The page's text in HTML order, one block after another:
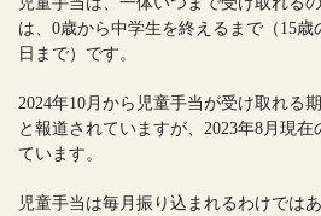
は、0歳から中学生を終えるまで（15歳
日まで）です。
2024年10月から児童手当が受け取れる
と報道されていますが、2023年8月現
ています。
児童手当は毎月振り込まれるわけでは